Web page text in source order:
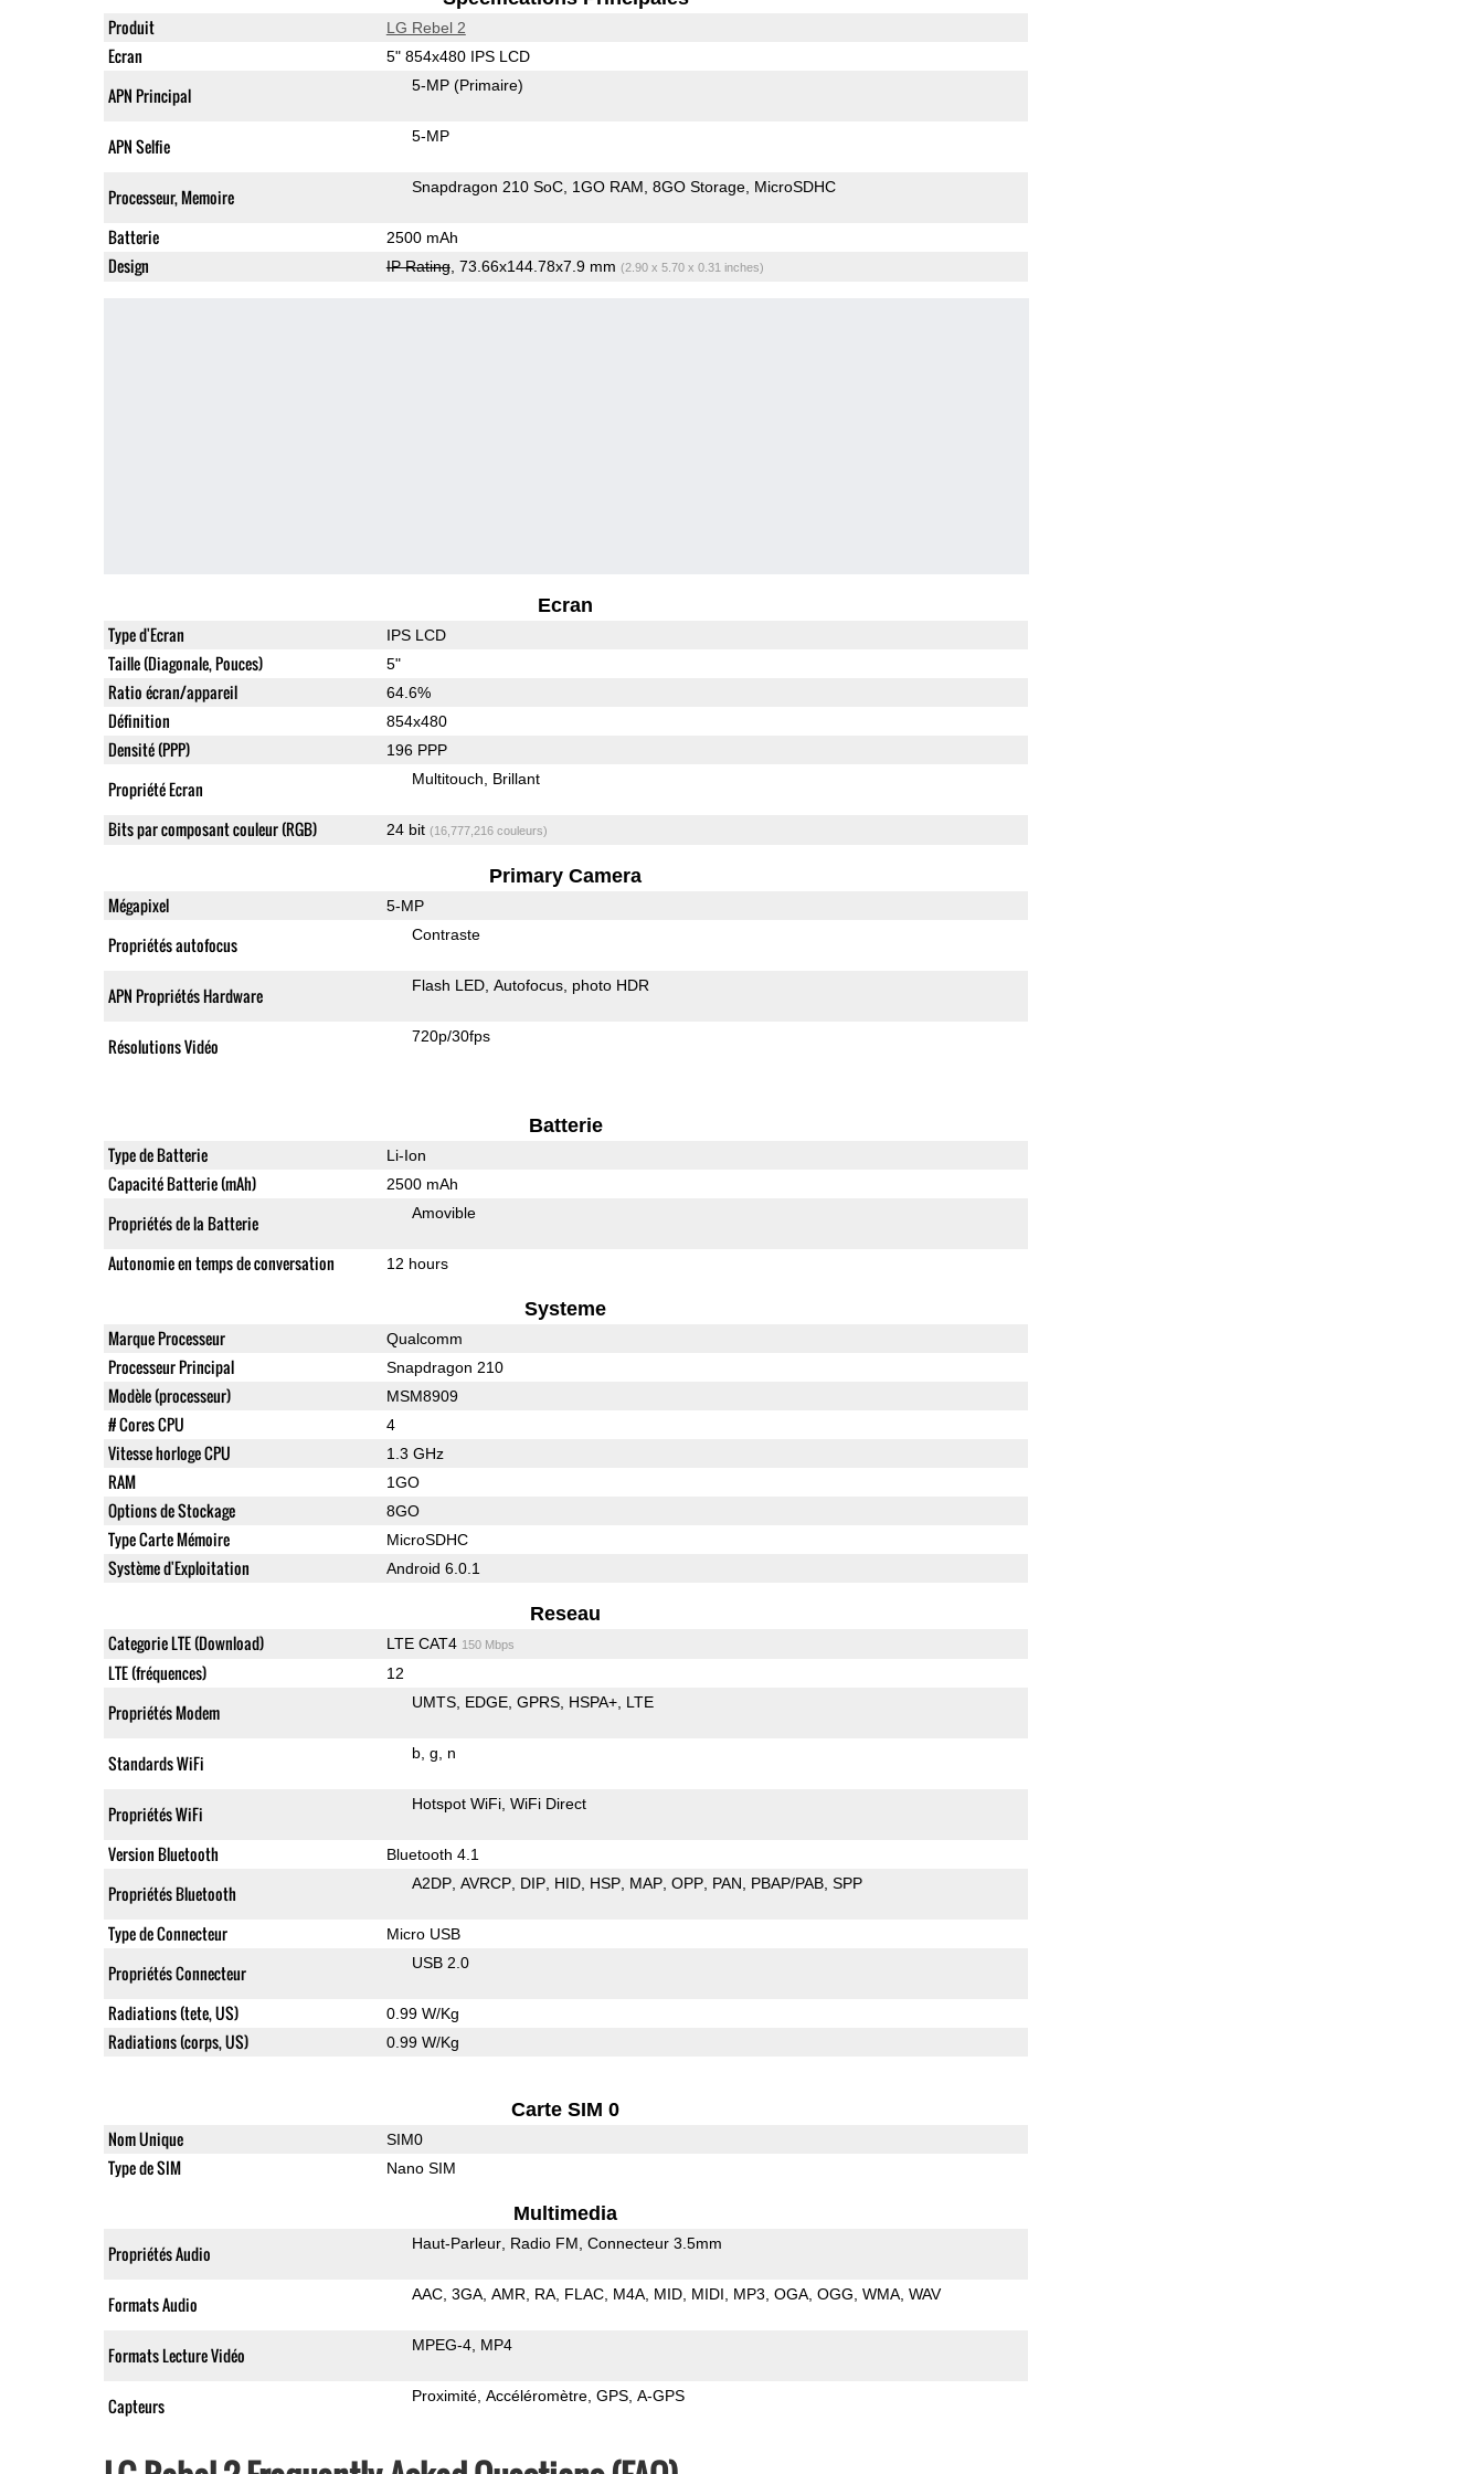
Produit LG Rebel 2
Ecran 5" 854x480 IPS LCD
APN Principal 5-MP (Primaire)
APN Selfie 5-MP
Processeur, Memoire Snapdragon 210 SoC 1GO RAM 8GO Storage MicroSDHC
Batterie 2500 mAh
Design IP Rating, 73.66x144.78x7.9 mm (2.90 x 5.70 x 0.31 inches)
Ecran
Type d'Ecran IPS LCD
Taille (Diagonale, Pouces) 5"
Ratio écran/appareil 64.6%
Définition 854x480
Densité (PPP) 196 PPP
Propriété Ecran Multitouch Brillant
Bits par composant couleur (RGB) 24 bit (16,777,216 couleurs)
Primary Camera
Mégapixel 5-MP
Propriétés autofocus Contraste
APN Propriétés Hardware Flash LED Autofocus photo HDR
Résolutions Vidéo 720p/30fps
Batterie
Type de Batterie Li-Ion
Capacité Batterie (mAh) 2500 mAh
Propriétés de la Batterie Amovible
Autonomie en temps de conversation 12 hours
Systeme
Marque Processeur Qualcomm
Processeur Principal Snapdragon 210
Modèle (processeur) MSM8909
# Cores CPU 4
Vitesse horloge CPU 1.3 GHz
RAM 1GO
Options de Stockage 8GO
Type Carte Mémoire MicroSDHC
Système d'Exploitation Android 6.0.1
Reseau
Categorie LTE (Download) LTE CAT4 150 Mbps
LTE (fréquences) 12
Propriétés Modem UMTS EDGE GPRS HSPA+ LTE
Standards WiFi b g n
Propriétés WiFi Hotspot WiFi WiFi Direct
Version Bluetooth Bluetooth 4.1
Propriétés Bluetooth A2DP AVRCP DIP HID HSP MAP OPP PAN PBAP/PAB SPP
Type de Connecteur Micro USB
Propriétés Connecteur USB 2.0
Radiations (tete, US) 0.99 W/Kg
Radiations (corps, US) 0.99 W/Kg
Carte SIM 0
Nom Unique SIM0
Type de SIM Nano SIM
Multimedia
Propriétés Audio Haut-Parleur Radio FM Connecteur 3.5mm
Formats Audio AAC 3GA AMR RA FLAC M4A MID MIDI MP3 OGA OGG WMA WAV
Formats Lecture Vidéo MPEG-4 MP4
Capteurs Proximité Accéléromètre GPS A-GPS